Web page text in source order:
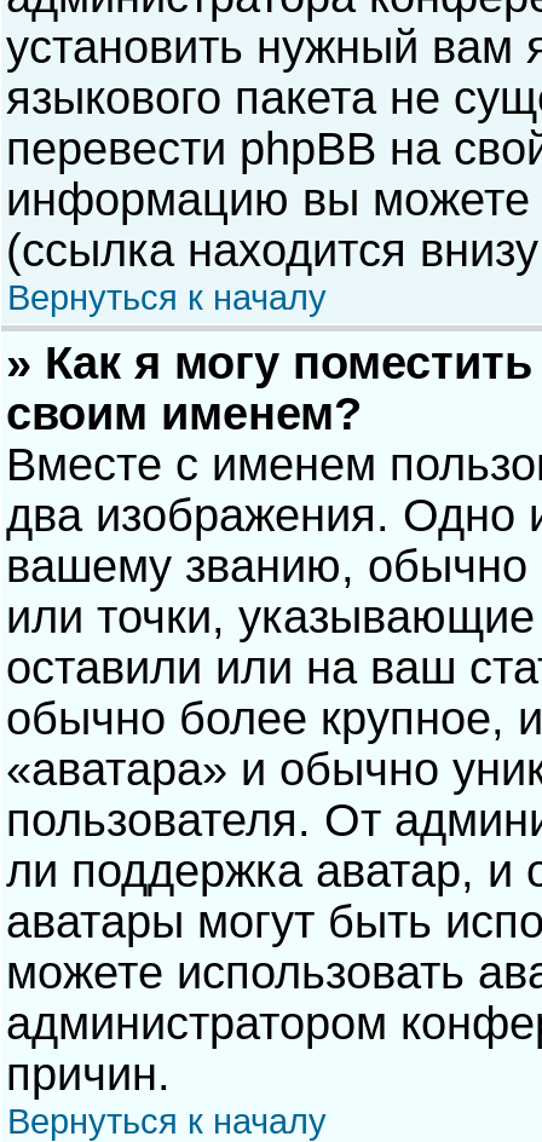
установить нужный вам
языкового пакета не
перевести phpBB на
информацию вы можете
(ссылка находится
Вернуться к началу
» Как я могу
своим именем?
Вместе с именем
два изображения. Одно
вашему званию, обычно
или точки,
оставили или на ваш
обычно более крупное,
«аватара» и обычно
пользователя. От
ли поддержка аватар, и
аватары могут быть
можете использовать
администратором
причин.
Вернуться к началу